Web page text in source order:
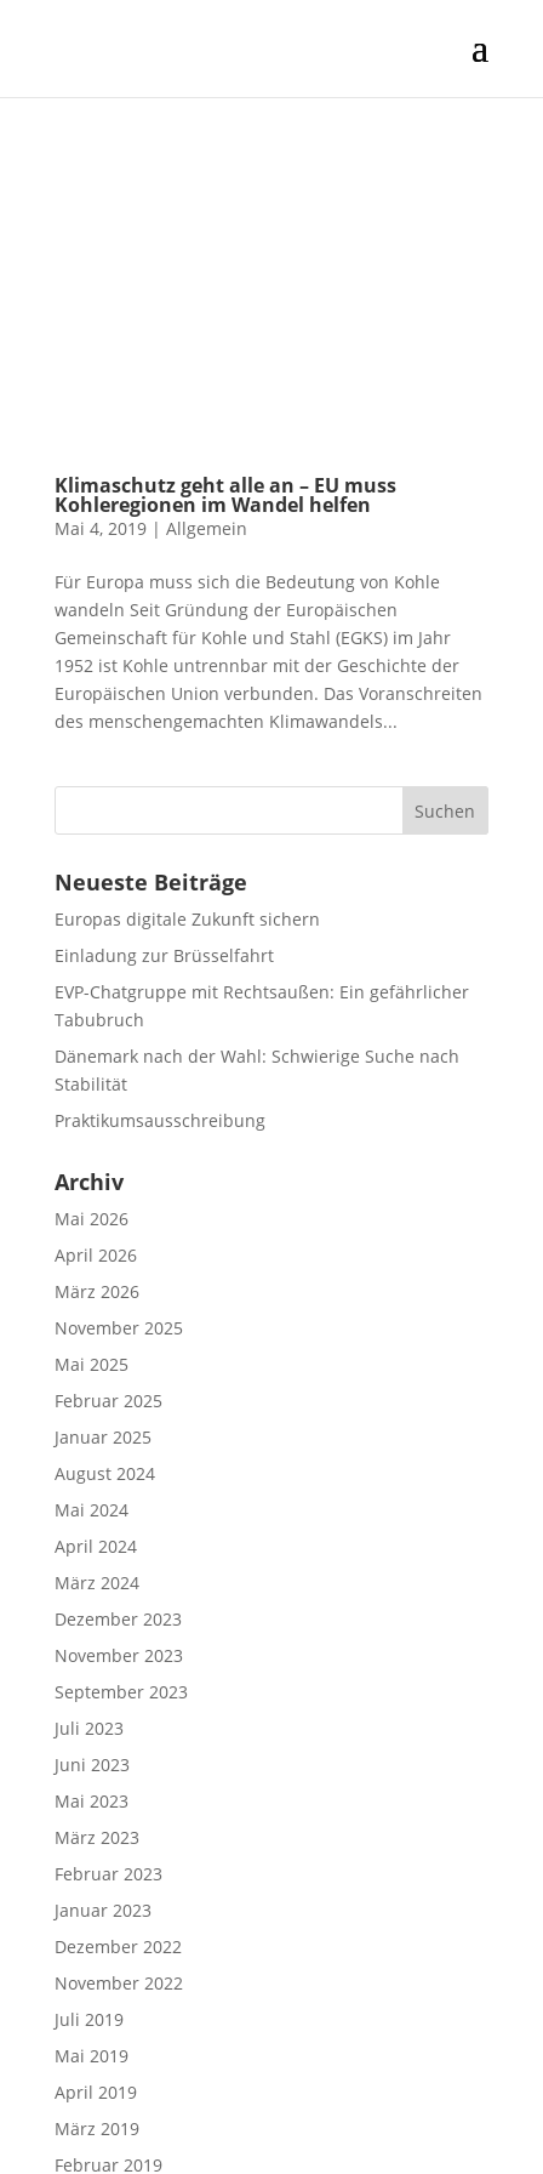
Klimaschutz geht alle an – EU muss
Kohleregionen im Wandel helfen
Mai 4, 2019| Allgemein
Für Europa muss sich die Bedeutung von Kohle
wandeln Seit Gründung der Europäischen
Gemeinschaft für Kohle und Stahl (EGKS) im Jahr
1952 ist Kohle untrennbar mit der Geschichte der
Europäischen Union verbunden. Das Voranschreiten
des menschengemachten Klimawandels...
Neueste Beiträge
Europas digitale Zukunft sichern
Einladung zur Brüsselfahrt
EVP-Chatgruppe mit Rechtsaußen: Ein gefährlicher
Tabubruch
Dänemark nach der Wahl: Schwierige Suche nach
Stabilität
Praktikumsausschreibung
Archiv
Mai 2026
April 2026
März 2026
November 2025
Mai 2025
Februar 2025
Januar 2025
August 2024
Mai 2024
April 2024
März 2024
Dezember 2023
November 2023
September 2023
Juli 2023
Juni 2023
Mai 2023
März 2023
Februar 2023
Januar 2023
Dezember 2022
November 2022
Juli 2019
Mai 2019
April 2019
März 2019
Februar 2019